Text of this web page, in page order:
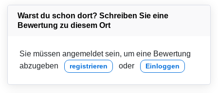
Warst du schon dort? Schreiben Sie eine
Bewertung zu diesem Ort
Sie müssen angemeldet sein, um eine Bewertung
abzugeben
registrieren oder Einloggen